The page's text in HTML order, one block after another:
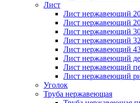
Лист
Лист нержавеющий
Лист нержавеющий
Лист нержавеющий
Лист нержавеющий
Лист нержавеющий
Лист нержавеющий
Лист нержавеющий
Лист нержавеющий
Уголок
Труба нержавеющая